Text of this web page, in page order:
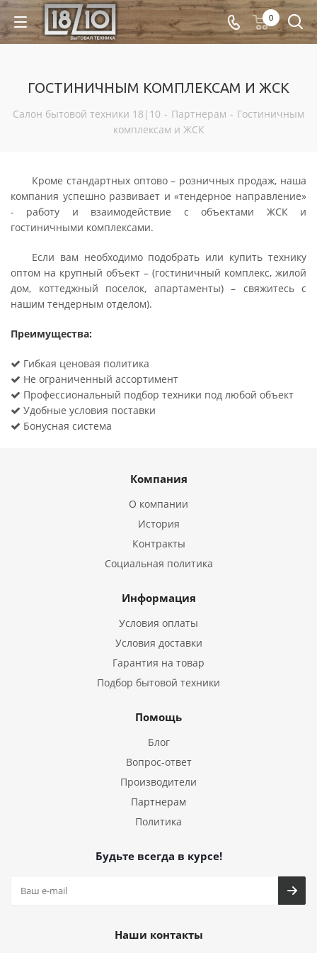
0
ГОСТИНИЧНЫМ КОМПЛЕКСАМ И ЖСК
Салон бытовой техники 18|10 - Партнерам - Гостиничным
комплексам и ЖСК
Кроме стандартных оптово – розничных продаж, наша
компания успешно развивает и «тендерное направление»
- работу и взаимодействие с объектами ЖСК и
гостиничными комплексами.
Если вам необходимо подобрать или купить технику
оптом на крупный объект – (гостиничный комплекс, жилой
дом, коттеджный поселок, апартаменты) – свяжитесь с
нашим тендерным отделом).
Преимущества:
Гибкая ценовая политика
Не ограниченный ассортимент
Профессиональный подбор техники под любой объект
Удобные условия поставки
Бонусная система
Компания
О компании
История
Контракты
Социальная политика
Информация
Условия оплаты
Условия доставки
Гарантия на товар
Подбор бытовой техники
Помощь
Блог
Вопрос-ответ
Производители
Партнерам
Политика
Будьте всегда в курсе!
Наши контакты